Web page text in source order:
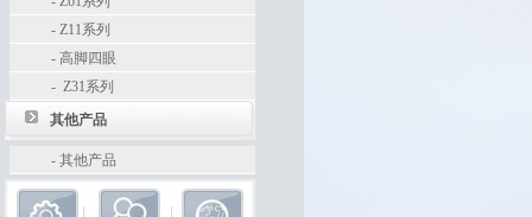
- Z11系列
- 高脚四眼
- Z31系列
其他产品
- 其他产品